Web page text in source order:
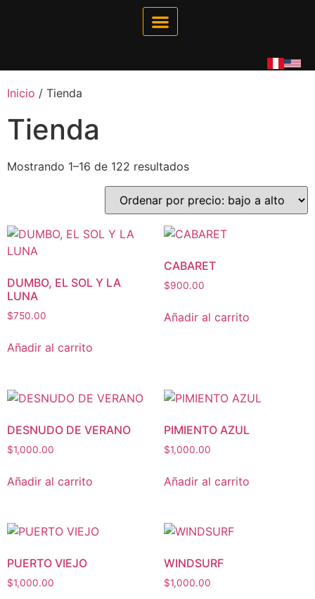
Inicio / Tienda
Tienda
Mostrando 1–16 de 122 resultados
DUMBO, EL SOL Y LA
LUNA
$750.00
Añadir al carrito
CABARET
$900.00
Añadir al carrito
DESNUDO DE VERANO
$1,000.00
Añadir al carrito
PIMIENTO AZUL
$1,000.00
Añadir al carrito
PUERTO VIEJO
$1,000.00
WINDSURF
$1,000.00